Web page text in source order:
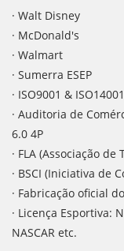
· Walt Disney
· McDonald's
· Walmart
· Sumerra ESEP
· ISO9001 & ISO14001
· Auditoria de
6.0 4P
· FLA (Associação de
· BSCI (Iniciativa de
· Fabricação oficial
· Licença Esportiva:
NASCAR etc.